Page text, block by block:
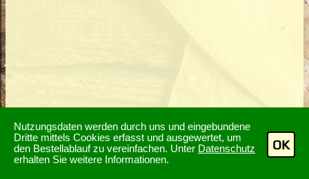
Nutzungsdaten werden durch uns und eingebundene
Dritte mittels Cookies erfasst und ausgewertet, um
den Bestellablauf zu vereinfachen. Unter Datenschutz
erhalten Sie weitere Informationen.
OK